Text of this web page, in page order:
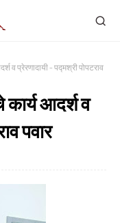
व प्रेरणादायी - पद्मश्री पोपटराव
आदर्श व
पवार